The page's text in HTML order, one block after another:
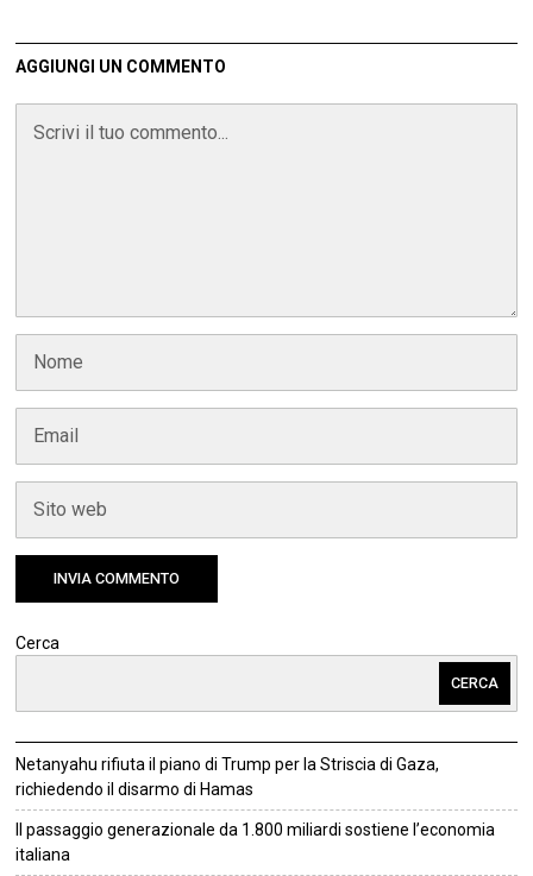
AGGIUNGI UN COMMENTO
Cerca
CERCA
Netanyahu rifiuta il piano di Trump per la Striscia di Gaza,
richiedendo il disarmo di Hamas
Il passaggio generazionale da 1.800 miliardi sostiene l’economia
italiana